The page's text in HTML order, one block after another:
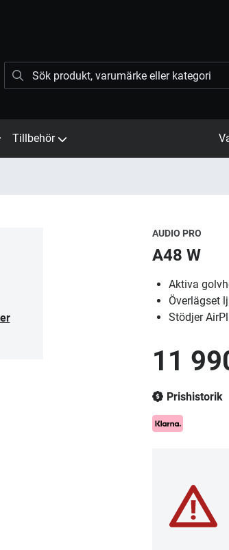
Tillbehör
AUDIO PRO
A48 W
Aktiva
Överlägset
Stödjer
11
Prishistorik